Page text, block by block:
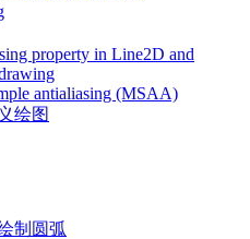
property in Line2D and
antialiasing (MSAA)
绘图
制圆弧